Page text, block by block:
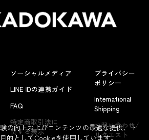
よくあるお問い合わせ
ソーシャルメディア
LINE IDの連携ガイド
FAQ
特定商取引法に
関する表示
プライバシー
ポリシー
International
Shipping
お問い合わせ/
リクエスト
の向上およびコンテンツの最適な提供、ト
的としてCookieを使用しています。